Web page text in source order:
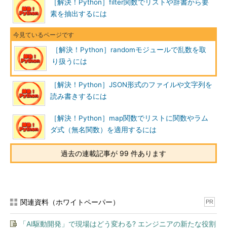
［解決！Python］filter関数でリストや辞書から要
素を抽出するには
［解決！Python］randomモジュールで乱数を取
り扱うには
［解決！Python］JSON形式のファイルや文字列を
読み書きするには
［解決！Python］map関数でリストに関数やラム
ダ式（無名関数）を適用するには
過去の連載記事が 99 件あります
関連資料（ホワイトペーパー） PR
「AI駆動開発」で現場はどう変わる? エンジニアの新たな役割